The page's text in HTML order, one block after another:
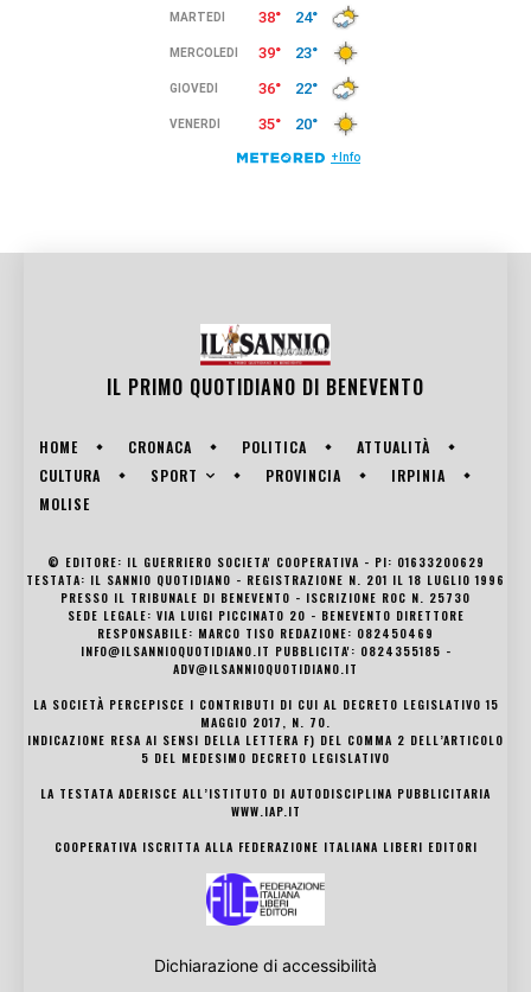
IL PRIMO QUOTIDIANO DI BENEVENTO
HOME CRONACA POLITICA
ATTUALITÀ
CULTURA
SPORT PROVINCIA
IRPINIA
MOLISE
© EDITORE: IL GUERRIERO SOCIETA' COOPERATIVA - PI: 01633200629
TESTATA: IL SANNIO QUOTIDIANO - REGISTRAZIONE N. 201 IL 18 LUGLIO 1996
PRESSO IL TRIBUNALE DI BENEVENTO - ISCRIZIONE ROC N. 25730
SEDE LEGALE: VIA LUIGI PICCINATO 20 - BENEVENTO DIRETTORE
RESPONSABILE: MARCO TISO REDAZIONE: 082450469
INFO@ILSANNIOQUOTIDIANO.IT PUBBLICITA': 0824355185 -
ADV@ILSANNIOQUOTIDIANO.IT
LA SOCIETÀ PERCEPISCE I CONTRIBUTI DI CUI AL DECRETO LEGISLATIVO 15
MAGGIO 2017, N. 70.
INDICAZIONE RESA AI SENSI DELLA LETTERA F) DEL COMMA 2 DELL’ARTICOLO
5 DEL MEDESIMO DECRETO LEGISLATIVO
LA TESTATA ADERISCE ALL’ISTITUTO DI AUTODISCIPLINA PUBBLICITARIA
WWW.IAP.IT
COOPERATIVA ISCRITTA ALLA FEDERAZIONE ITALIANA LIBERI EDITORI
Dichiarazione di accessibilità